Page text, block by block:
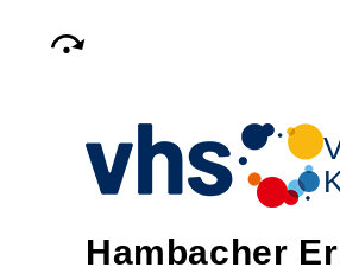
Hambacher